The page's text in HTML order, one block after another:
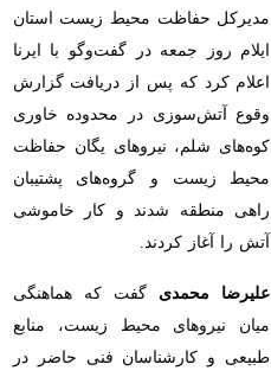
مدیرکل حفاظت محیط زیست استان
ایلام روز جمعه در گفت‌وگو با ایرنا
اعلام کرد که پس از دریافت گزارش
وقوع آتش‌سوزی در محدوده خاوری
کوه‌های شلم، نیروهای یگان حفاظت
محیط زیست و گروه‌های پشتیبان
راهی منطقه شدند و کار خاموشی
آتش را آغاز کردند.
علیرضا محمدی گفت که هماهنگی
میان نیروهای محیط زیست، منابع
طبیعی و کارشناسان فنی حاضر در